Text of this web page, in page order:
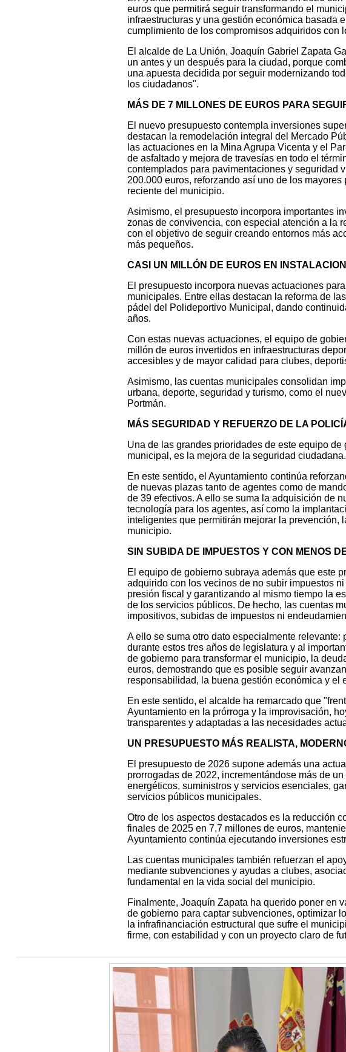
euros que permitirá seguir transformando el
infraestructuras y una gestión económica basada
cumplimiento de los compromisos adquiridos con
El alcalde de La Unión, Joaquín Gabriel Zapata
un antes y un después para la ciudad, porque
una apuesta decidida por seguir modernizando
los ciudadanos".
MÁS DE 7 MILLONES DE EUROS PARA
El nuevo presupuesto contempla inversiones
destacan la remodelación integral del Mercado
las actuaciones en la Mina Agrupa Vicenta y el
de asfaltado y mejora de travesías en todo el
contemplados para pavimentaciones y seguridad
200.000 euros, reforzando así uno de los
reciente del municipio.
Asimismo, el presupuesto incorpora importantes
zonas de convivencia, con especial atención a la
con el objetivo de seguir creando entornos más
más pequeños.
CASI UN MILLÓN DE EUROS EN
El presupuesto incorpora nuevas actuaciones
municipales. Entre ellas destacan la reforma de
pádel del Polideportivo Municipal, dando
años.
Con estas nuevas actuaciones, el equipo de
millón de euros invertidos en infraestructuras
accesibles y de mayor calidad para clubes,
Asimismo, las cuentas municipales consolidan
urbana, deporte, seguridad y turismo, como el
Portmán.
MÁS SEGURIDAD Y REFUERZO DE LA
Una de las grandes prioridades de este equipo
municipal, es la mejora de la seguridad ciudadana.
En este sentido, el Ayuntamiento continúa
de nuevas plazas tanto de agentes como de
de 39 efectivos. A ello se suma la adquisición de
tecnología para los agentes, así como la
inteligentes que permitirán mejorar la prevención,
municipio.
SIN SUBIDA DE IMPUESTOS Y CON MENOS
El equipo de gobierno subraya además que este
adquirido con los vecinos de no subir impuestos
presión fiscal y garantizando al mismo tiempo la
de los servicios públicos. De hecho, las cuentas
impositivos, subidas de impuestos ni
A ello se suma otro dato especialmente
durante estos tres años de legislatura y al
de gobierno para transformar el municipio, la
euros, demostrando que es posible seguir
responsabilidad, la buena gestión económica y el
En este sentido, el alcalde ha remarcado que
Ayuntamiento en la prórroga y la improvisación,
transparentes y adaptadas a las necesidades
UN PRESUPUESTO MÁS REALISTA,
El presupuesto de 2026 supone además una
prorrogadas de 2022, incrementándose más de
energéticos, suministros y servicios esenciales,
servicios públicos municipales.
Otro de los aspectos destacados es la reducción
finales de 2025 en 7,7 millones de euros,
Ayuntamiento continúa ejecutando inversiones
Las cuentas municipales también refuerzan el
mediante subvenciones y ayudas a clubes,
fundamental en la vida social del municipio.
Finalmente, Joaquín Zapata ha querido poner en
de gobierno para captar subvenciones, optimizar
la infrafinanciación estructural que sufre el
firme, con estabilidad y con un proyecto claro de